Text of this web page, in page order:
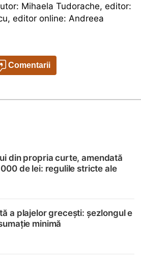
Mihaela Tudorache, editor:
editor online: Andreea
Comentarii
din propria curte, amendată
de lei: regulile stricte ale
a plajelor grecești: șezlongul e
minimă